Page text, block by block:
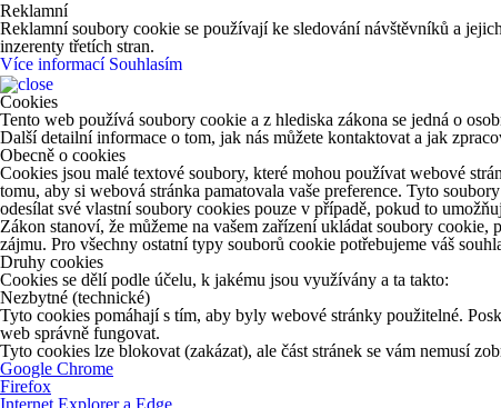
Reklamní
Reklamní soubory cookie se používají ke sledování návštěvníků a
inzerenty třetích stran.
Více informací Souhlasím
Cookies
Tento web používá soubory cookie a z hlediska zákona se jedná o
Další detailní informace o tom, jak nás můžete kontaktovat a jak
Obecně o cookies
Cookies jsou malé textové soubory, které mohou používat webové
tomu, aby si webová stránka pamatovala vaše preference. Tyto
odesílat své vlastní soubory cookies pouze v případě, pokud to
Zákon stanoví, že můžeme na vašem zařízení ukládat soubory
zájmu. Pro všechny ostatní typy souborů cookie potřebujeme váš
Druhy cookies
Cookies se dělí podle účelu, k jakému jsou využívány a ta takto:
Nezbytné (technické)
Tyto cookies pomáhají s tím, aby byly webové stránky použitelné.
web správně fungovat.
Tyto cookies lze blokovat (zakázat), ale část stránek se vám nemusí
Google Chrome
Firefox
Internet Explorer a Edge